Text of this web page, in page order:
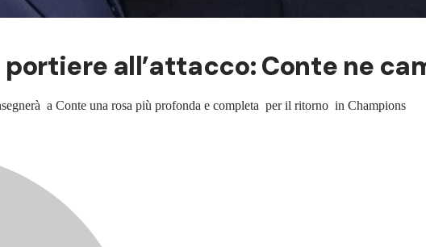
all’attacco: Conte ne
a Conte una rosa più profonda e completa per il ritorno in Champions